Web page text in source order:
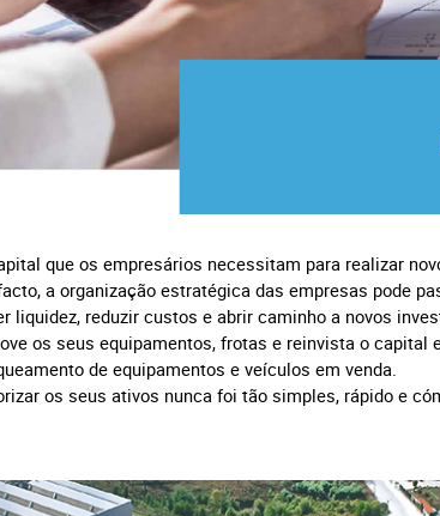
que os empresários necessitam para realizar
a organização estratégica das empresas pode
liquidez, reduzir custos e abrir caminho a novos
os seus equipamentos, frotas e reinvista o
de equipamentos e veículos em venda.
os seus ativos nunca foi tão simples, rápido e